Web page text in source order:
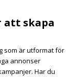
att skapa
som är utformat för
annonser
Har du